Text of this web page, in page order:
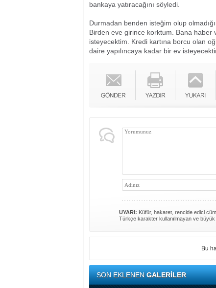
bankaya yatıracağını söyledi.
Durmadan benden isteğim olup
Birden eve girince korktum. Bana haber
isteyecektim. Kredi kartına borcu olan
daire yapılıncaya kadar bir ev
UYARI: Küfür, hakaret, rencide edici
Türkçe karakter kullanılmayan ve büyük
Bu
SON EKLENENGALERİLER